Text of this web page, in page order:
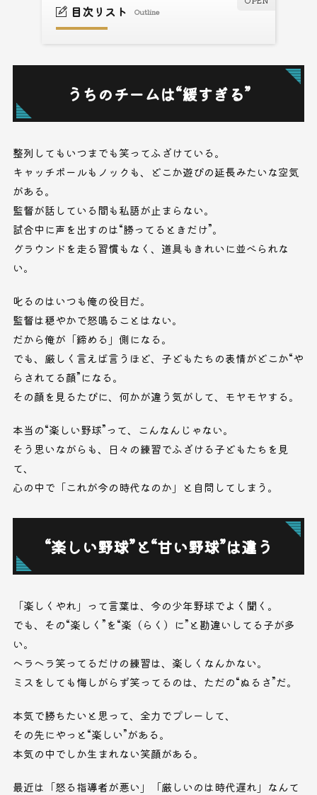
目次リスト Outline
“楽しい野球”と“甘い野球”は違う
仲が良すぎる“甘え”の空気
5. “楽しい野球”は、楽な野球じゃない
うちのチームは“緩すぎる”
整列してもいつまでも笑ってふざけている。
キャッチボールもノックも、どこか遊びの延長みたいな空気
がある。
監督が話している間も私語が止まらない。
試合中に声を出すのは“勝ってるときだけ”。
グラウンドを走る習慣もなく、道具もきれいに並べられな
い。
叱るのはいつも俺の役目だ。
監督は穏やかで怒鳴ることはない。
だから俺が「締める」側になる。
でも、厳しく言えば言うほど、子どもたちの表情がどこか“や
らされてる顔”になる。
その顔を見るたびに、何かが違う気がして、モヤモヤする。
本当の“楽しい野球”って、こんなんじゃない。
そう思いながらも、日々の練習でふざける子どもたちを見
て、
心の中で「これが今の時代なのか」と自問してしまう。
“楽しい野球”と“甘い野球”は違う
「楽しくやれ」って言葉は、今の少年野球でよく聞く。
でも、その“楽しく”を“楽（らく）に”と勘違いしてる子が多
い。
ヘラヘラ笑ってるだけの練習は、楽しくなんかない。
ミスをしても悔しがらず笑ってるのは、ただの“ぬるさ”だ。
本気で勝ちたいと思って、全力でプレーして、
その先にやっと“楽しい”がある。
本気の中でしか生まれない笑顔がある。
最近は「怒る指導者が悪い」「厳しいのは時代遅れ」なんて